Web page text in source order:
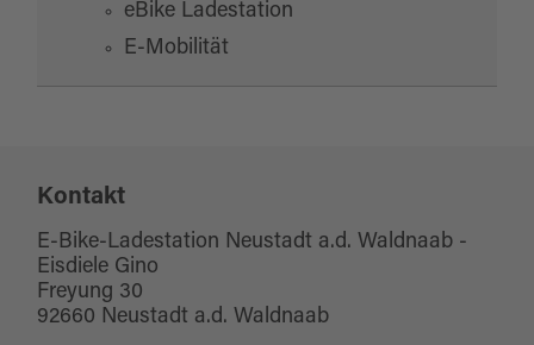
eBike Ladestation
E-Mobilität
Kontakt
E-Bike-Ladestation Neustadt a.d. Waldnaab -
Eisdiele Gino
Freyung 30
92660 Neustadt a.d. Waldnaab